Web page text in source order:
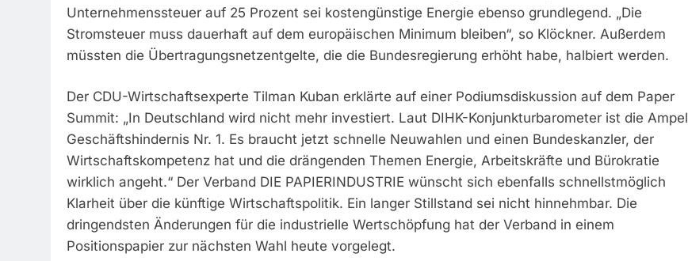
Unternehmenssteuer auf 25 Prozent sei kostengünstige Energie ebenso grundlegend. „Die
Stromsteuer muss dauerhaft auf dem europäischen Minimum bleiben“, so Klöckner. Außerdem
müssten die Übertragungsnetzentgelte, die die Bundesregierung erhöht habe, halbiert werden.
Der CDU-Wirtschaftsexperte Tilman Kuban erklärte auf einer Podiumsdiskussion auf dem Paper
Summit: „In Deutschland wird nicht mehr investiert. Laut DIHK-Konjunkturbarometer ist die Ampel
Geschäftshindernis Nr. 1. Es braucht jetzt schnelle Neuwahlen und einen Bundeskanzler, der
Wirtschaftskompetenz hat und die drängenden Themen Energie, Arbeitskräfte und Bürokratie
wirklich angeht.“ Der Verband DIE PAPIERINDUSTRIE wünscht sich ebenfalls schnellstmöglich
Klarheit über die künftige Wirtschaftspolitik. Ein langer Stillstand sei nicht hinnehmbar. Die
dringendsten Änderungen für die industrielle Wertschöpfung hat der Verband in einem
Positionspapier zur nächsten Wahl heute vorgelegt.